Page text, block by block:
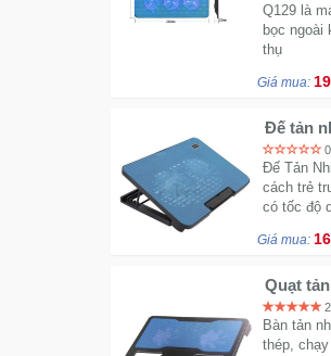
Q129 là
bọc ngoài
thụ
Giá mua:
Đế tản
0
Đế Tản
cách trẻ
có tốc độ
Giá mua:
Quạt
2
Bàn tản
thép,